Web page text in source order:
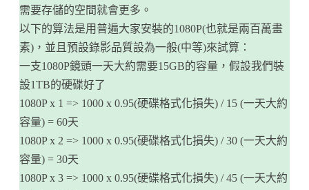
需要存儲的空間就會更多。
以下的算法是用普遍大家安裝的1080P(也就是兩百萬畫
素)，並且預設錄影品質設為一般(中等)來試算：
一支1080P鏡頭一天大約需要15GB的容量，假設我們裝
設1TB的硬碟好了
1080P x 1 => 1000 x 0.95(硬碟格式化損失) / 15 (一天大約
容量) = 60天
1080P x 2 => 1000 x 0.95(硬碟格式化損失) / 30 (一天大約
容量) = 30天
1080P x 3 => 1000 x 0.95(硬碟格式化損失) / 45 (一天大約